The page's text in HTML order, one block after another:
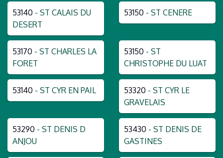
53140 - ST CALAIS DU
DESERT
53150 - ST CENERE
53170 - ST CHARLES LA
FORET
53150 - ST
CHRISTOPHE DU LUAT
53140 - ST CYR EN PAIL 53320 - ST CYR LE
GRAVELAIS
53290 - ST DENIS D
ANJOU
53430 - ST DENIS DE
GASTINES